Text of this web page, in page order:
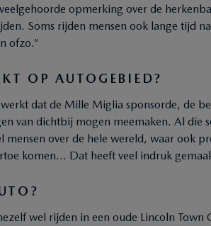
opmerking over de
Soms rijden mensen ook lange tijd
ofzo.”
OP AUTOGEBIED?
dat de Mille Miglia sponsorde, de
van dichtbij mogen meemaken. Al die
mensen over de hele wereld, waar ook
komen… Dat heeft veel indruk
wel rijden in een oude Lincoln Town